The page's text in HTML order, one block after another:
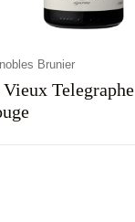
Brunier
Telegraphe